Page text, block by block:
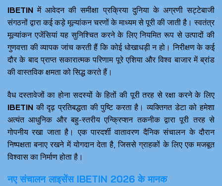
IBETIN में आवेदन की समीक्षा प्रक्रिया दुनिया के अग्रणी सट्टेबाजी
संगठनों द्वारा कई कड़े मूल्यांकन चरणों के माध्यम से पूरी की जाती है। स्वतंत्र
मूल्यांकन एजेंसियां यह सुनिश्चित करने के लिए नियमित रूप से उत्पादों की
गुणवत्ता की व्यापक जांच करती हैं कि कोई धोखाधड़ी न हो। निरीक्षण के कई
दौर के बाद प्राप्त सकारात्मक परिणाम पूरे एशिया और विश्व बाजार में ब्रांड
की वास्तविक क्षमता को सिद्ध करते हैं।
वैध दस्तावेजों का होना सदस्यों के हितों की पूरी तरह से रक्षा करने के लिए
IBETIN की दृढ़ प्रतिबद्धता की पुष्टि करता है। व्यक्तिगत डेटा को हमेशा
अत्यंत आधुनिक और बहु-स्तरीय एन्क्रिप्शन तकनीक द्वारा पूरी तरह से
गोपनीय रखा जाता है। एक पारदर्शी वातावरण दैनिक संचालन के दौरान
निष्पक्षता बनाए रखने में योगदान देता है, जिससे ग्राहकों के लिए एक मजबूत
विश्वास का निर्माण होता है।
नए संचालन लाइसेंस IBETIN 2026 के मानक